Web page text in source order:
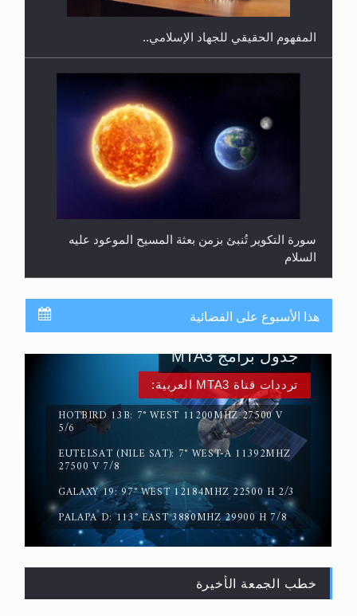
المفهوم الحقيقي للجهاد الإسلامي..
سورة التكوير تُنبئ بزمن بعثة المسيح الموعود عليه
السلام
حقيقة المسيح الدجال
هذا الأسبوع على الفضائية
ترددات قناة MTA3 العربية:
HOTBIRD 13B: 7° WEST 11200MHZ 27500 V
5/6
EUTELSAT (NILE SAT): 7° WEST-A 11392MHZ
27500 V 7/8
GALAXY 19: 97° WEST 12184MHZ 22500 H 2/3
PALAPA D: 113° EAST 3880MHZ 29900 H 7/8
جدول برامج MTA3
خطب الجمعة الأخيرة